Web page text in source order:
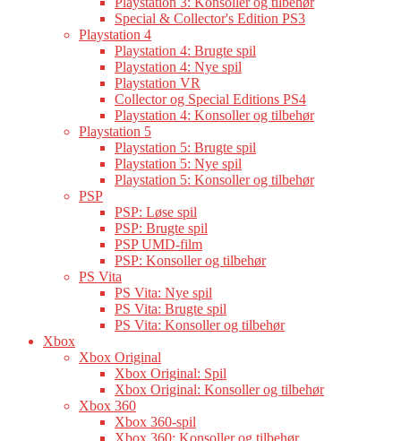
Special & Collector's Edition PS3
Playstation 4
Playstation 4: Brugte spil
Playstation 4: Nye spil
Playstation VR
Collector og Special Editions PS4
Playstation 4: Konsoller og tilbehør
Playstation 5
Playstation 5: Brugte spil
Playstation 5: Nye spil
Playstation 5: Konsoller og tilbehør
PSP
PSP: Løse spil
PSP: Brugte spil
PSP UMD-film
PSP: Konsoller og tilbehør
PS Vita
PS Vita: Nye spil
PS Vita: Brugte spil
PS Vita: Konsoller og tilbehør
Xbox
Xbox Original
Xbox Original: Spil
Xbox Original: Konsoller og tilbehør
Xbox 360
Xbox 360-spil